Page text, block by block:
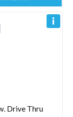
Drive Thru